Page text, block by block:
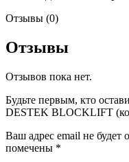
Отзывы (0)
Отзывы
Отзывов пока нет.
Будьте первым, кто
DESTEK BLOCKLIFT
Ваш адрес email не будет
помечены *